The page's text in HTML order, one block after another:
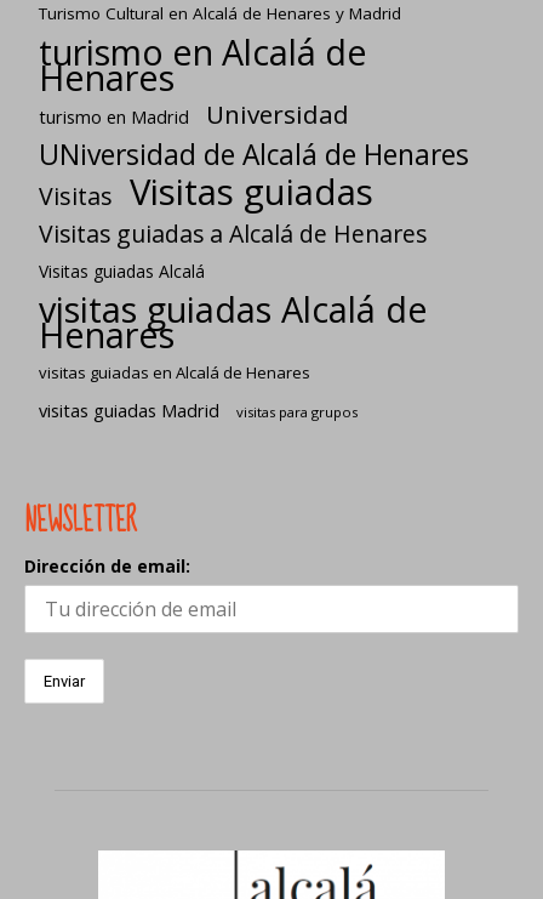
Turismo Cultural en Alcalá de Henares y Madrid
turismo en Alcalá de
Henares
turismo en Madrid Universidad
UNiversidad de Alcalá de Henares
Visitas Visitas guiadas
Visitas guiadas a Alcalá de Henares
Visitas guiadas Alcalá
visitas guiadas Alcalá de
Henares
visitas guiadas en Alcalá de Henares
visitas guiadas Madrid visitas para grupos
NEWSLETTER
Dirección de email: